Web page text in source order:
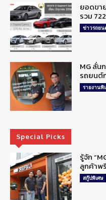
ยอดขา
รวม
ข่าวรถยน
MG ลั่น
รถยนต์
รายงานพิ
Special Picks
รู้จัก
ลูกค้าพ
สกู๊ปพิเศษ